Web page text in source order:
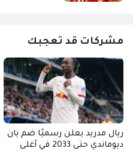
مشركات قد تعجبك
ريال مدريد يعلن رسميًا ضم يان
ديوماندي حتى 2033 في أغلى